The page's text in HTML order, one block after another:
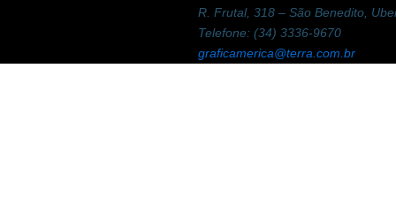
R. Frutal, 318 – São Benedito,
Telefone: (34) 3336-9670
graficamerica@terra.com.br